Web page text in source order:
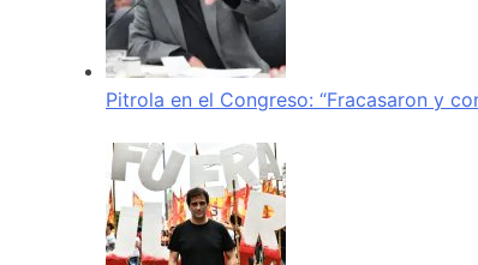
Pitrola en el Congreso: “Fracasaron y